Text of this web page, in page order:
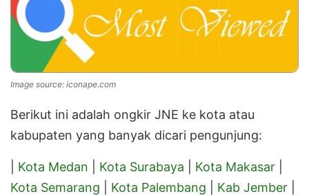
Image source: iconape.com
Berikut ini adalah ongkir JNE ke kota atau
kabupaten yang banyak dicari pengunjung:
Kota Medan Kota Surabaya Kota Makasar
Kota Semarang
Kota Palembang Kab Jember